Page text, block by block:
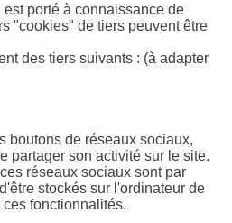
porté à connaissance de
"cookies" de tiers peuvent être
des tiers suivants : (à adapter
boutons de réseaux sociaux,
partager son activité sur le site.
réseaux sociaux sont par
stockés sur l'ordinateur de
fonctionnalités.